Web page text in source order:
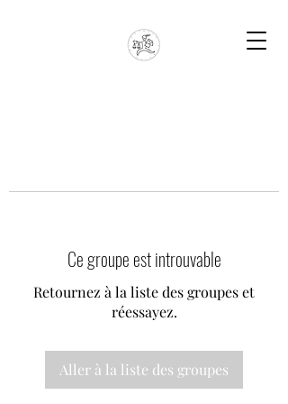
Ce groupe est introuvable
Retournez à la liste des groupes et
réessayez.
Aller à la liste des groupes